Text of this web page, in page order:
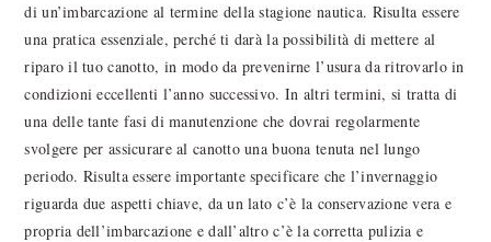
di un’imbarcazione al termine della stagione nautica. Risulta essere
una pratica essenziale, perché ti darà la possibilità di mettere al
riparo il tuo canotto, in modo da prevenirne l’usura da ritrovarlo in
condizioni eccellenti l’anno successivo. In altri termini, si tratta di
una delle tante fasi di manutenzione che dovrai regolarmente
svolgere per assicurare al canotto una buona tenuta nel lungo
periodo. Risulta essere importante specificare che l’invernaggio
riguarda due aspetti chiave, da un lato c’è la conservazione vera e
propria dell’imbarcazione e dall’altro c’è la corretta pulizia e